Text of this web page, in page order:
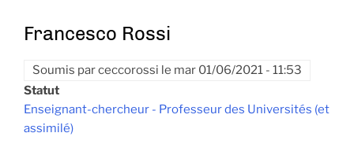
Francesco Rossi
Soumis parceccorossi le mar 01/06/2021 - 11:53
Statut
Enseignant-chercheur - Professeur des Universités (et
assimilé)